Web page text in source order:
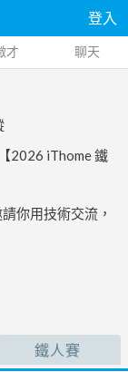
登入
才 聊天
2026 iThome 鐵
你用技術交流，
鐵人賽